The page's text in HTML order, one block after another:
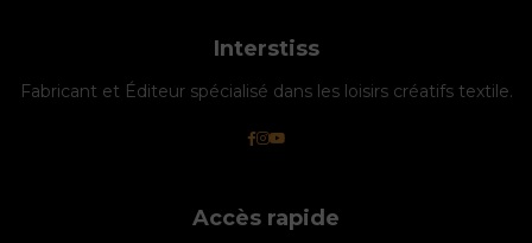
Interstiss
Fabricant et Éditeur spécialisé dans les loisirs créatifs textile.
Accès rapide